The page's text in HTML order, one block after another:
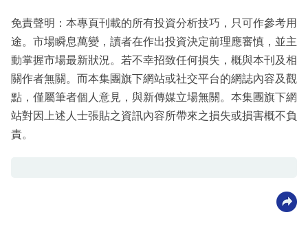
免責聲明：本專頁刊載的所有投資分析技巧，只可作參考用
途。市場瞬息萬變，讀者在作出投資決定前理應審慎，並主
動掌握市場最新狀況。若不幸招致任何損失，概與本刊及相
關作者無關。而本集團旗下網站或社交平台的網誌內容及觀
點，僅屬筆者個人意見，與新傳媒立場無關。本集團旗下網
站對因上述人士張貼之資訊內容所帶來之損失或損害概不負
責。